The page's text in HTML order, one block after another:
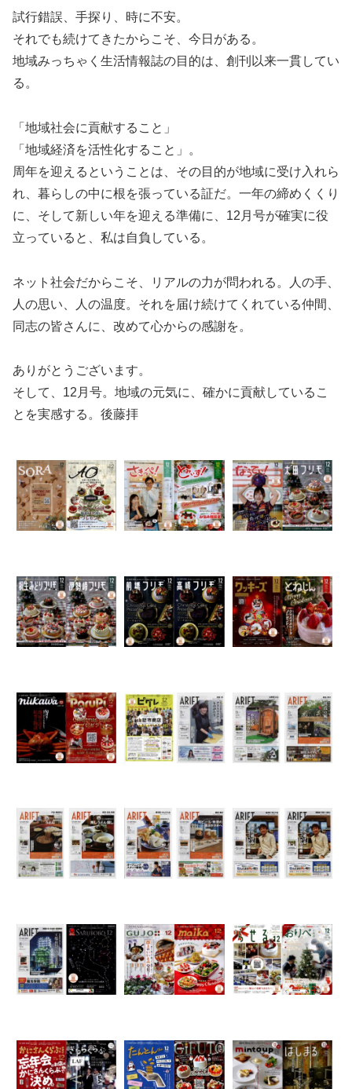
試行錯誤、手探り、時に不安。
それでも続けてきたからこそ、今日がある。
地域みっちゃく生活情報誌の目的は、創刊以来一貫してい
る。
「地域社会に貢献すること」
「地域経済を活性化すること」。
周年を迎えるということは、その目的が地域に受け入れら
れ、暮らしの中に根を張っている証だ。一年の締めくくり
に、そして新しい年を迎える準備に、12月号が確実に役
立っていると、私は自負している。
ネット社会だからこそ、リアルの力が問われる。人の手、
人の思い、人の温度。それを届け続けてくれている仲間、
同志の皆さんに、改めて心からの感謝を。
ありがとうございます。
そして、12月号。地域の元気に、確かに貢献しているこ
とを実感する。後藤拝